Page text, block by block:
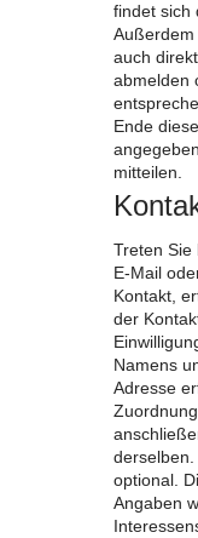
findet sich
Außerdem
auch
abmelden
Ende
mitteilen.
Treten Sie
E-Mail
Kontakt,
der
Namens
Adresse
optional.
Angaben